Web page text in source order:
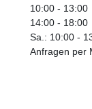
10:00 - 13:00
14:00 - 18:00
Sa.: 10:00 -
Anfragen per